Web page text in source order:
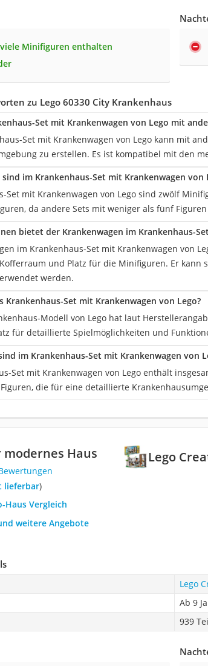
Minifiguren enthalten
zu Lego 60330 City Krankenhaus
Set mit Krankenwagen von Lego mit
Set mit Krankenwagen von Lego kann mit
zu erstellen. Es ist kompatibel mit den
sind im Krankenhaus-Set mit Krankenwagen von
Set mit Krankenwagen von Lego sind zwölf
da andere Sets mit weniger als fünf
bietet der Krankenwagen im Krankenhaus-
im Krankenhaus-Set mit Krankenwagen von
und Platz für die Minifiguren. Er kann
werden.
‎Krankenhaus-Set mit Krankenwagen von Lego?
Modell von Lego hat laut
für detaillierte Spielmöglichkeiten und
im Krankenhaus-Set mit Krankenwagen von
Set mit Krankenwagen von Lego enthält
die für eine detaillierte
Lego
modernes Haus
lieferbar)
Haus Vergleich
weitere Angebote
Lego
Ab 9
939